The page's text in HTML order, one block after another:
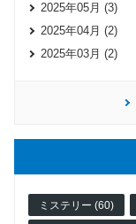
2025年05月 (3)
2025年04月 (2)
2025年03月 (2)
ミステリー (60)